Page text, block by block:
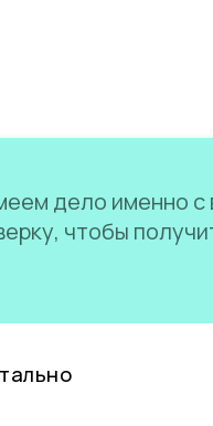
дело именно с
чтобы